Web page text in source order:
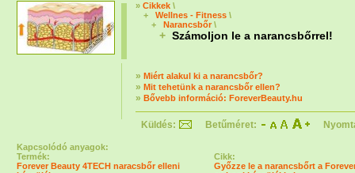
» Cikkek \
+
Wellnes - Fitness \
+
Narancsbőr \
+ Számoljon le a narancsbőrrel!
» Miért alakul ki a narancsbőr?
» Mit tehetünk a narancsbőr ellen?
» Bővebb információ: ForeverBeauty.hu
Küldés: Betűméret:
Kapcsolódó anyagok:
Termék:
Forever Beauty 4TECH naracsbőr elleni
Cikk:
Győzze le a narancsbőrt a